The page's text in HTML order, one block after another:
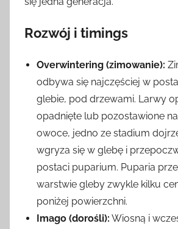
Rozwój i timings
Overwintering (zimowanie):
odbywa się najczęściej w
glebie, pod drzewami. Larwy
opadnięte lub pozostawione
owoce, jedno ze stadium
wgryza się w glebę i
postaci puparium. Puparia
warstwie gleby zwykle kilku
poniżej powierzchni.
Imago (dorośli): Wiosną i